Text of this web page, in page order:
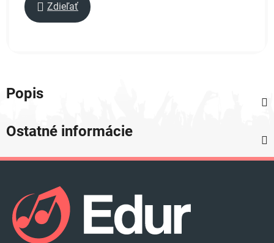
Zdieľať
Popis
Ostatné informácie